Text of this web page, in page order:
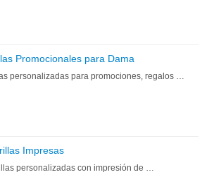
Promocionales para Dama
personalizadas para promociones, regalos …
Impresas
personalizadas con impresión de …